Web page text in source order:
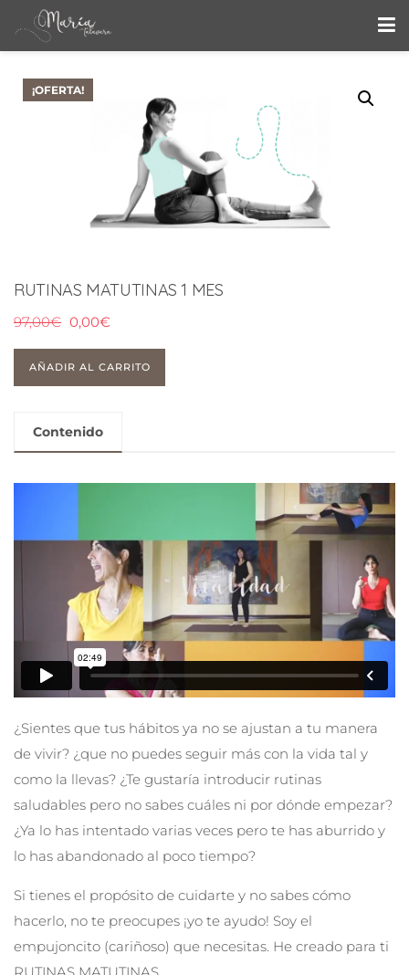
¡OFERTA!
RUTINAS MATUTINAS 1 MES
97,00€ 0,00€
AÑADIR AL CARRITO
Contenido
¿Sientes que tus hábitos ya no se ajustan a tu manera
de vivir? ¿que no puedes seguir más con la vida tal y
como la llevas? ¿Te gustaría introducir rutinas
saludables pero no sabes cuáles ni por dónde empezar?
¿Ya lo has intentado varias veces pero te has aburrido y
lo has abandonado al poco tiempo?
Si tienes el propósito de cuidarte y no sabes cómo
hacerlo, no te preocupes ¡yo te ayudo! Soy el
empujoncito (cariñoso) que necesitas. He creado para ti